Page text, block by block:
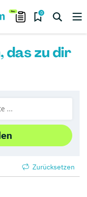
0
das zu dir
Zurücksetzen